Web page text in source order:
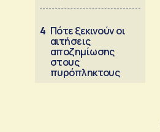
4 Πότε ξεκινούν οι
αιτήσεις
αποζημίωσης
στους
πυρόπληκτους